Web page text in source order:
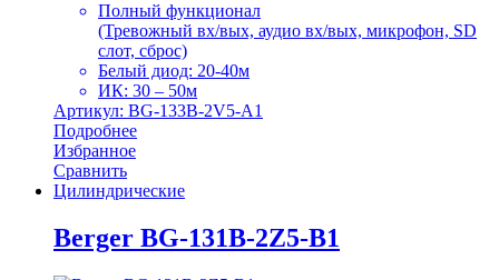
Полный функционал
(Тревожный вх/вых, аудио вх/вых, микрофон, SD
слот, сброс)
Белый диод: 20-40м
ИК: 30 – 50м
Артикул: BG-133B-2V5-A1
Подробнее
Избранное
Сравнить
Цилиндрические
Berger BG-131B-2Z5-B1